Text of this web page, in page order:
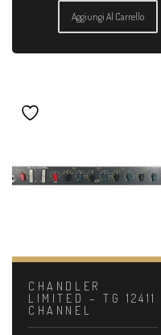
Aggiungi Al Carrello
CHANDLER
LIMITED – TG 12411
CHANNEL